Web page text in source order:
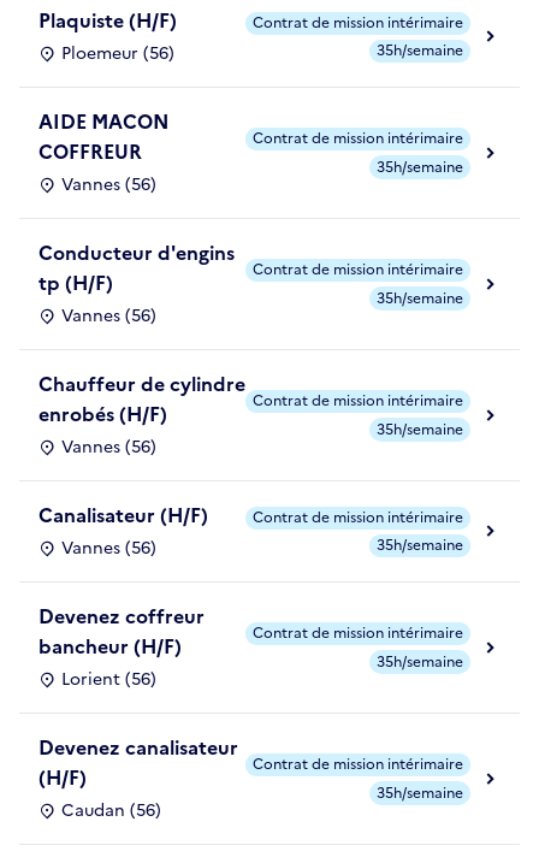
Plaquiste (H/F)
Ploemeur (56)
Contrat de mission intérimaire
35h/semaine
AIDE MACON
COFFREUR
Vannes (56)
Contrat de mission intérimaire
35h/semaine
Conducteur d'engins
tp (H/F)
Vannes (56)
Contrat de mission intérimaire
35h/semaine
Chauffeur de cylindre
enrobés (H/F)
Vannes (56)
Contrat de mission intérimaire
35h/semaine
Canalisateur (H/F)
Vannes (56)
Contrat de mission intérimaire
35h/semaine
Devenez coffreur
bancheur (H/F)
Lorient (56)
Contrat de mission intérimaire
35h/semaine
Devenez canalisateur
(H/F)
Caudan (56)
Contrat de mission intérimaire
35h/semaine